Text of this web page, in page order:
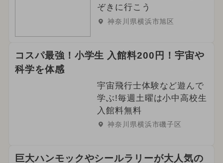
ぞきに行こう
神奈川県横浜市旭区
コスパ最強！小学生 入館料200円！宇宙や
科学を体感
宇宙飛行士体験など遊んで
学ぶ!毎週土曜は小中高校生
入館料無料
神奈川県横浜市磯子区
巨大ハンモックやシールラリーが大人気の